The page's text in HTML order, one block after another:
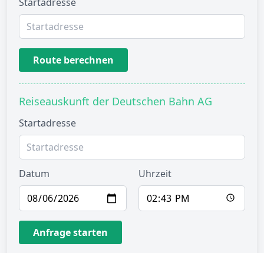
Route berechnen
Reiseauskunft der Deutschen Bahn AG
Startadresse
Datum Uhrzeit
Anfrage starten